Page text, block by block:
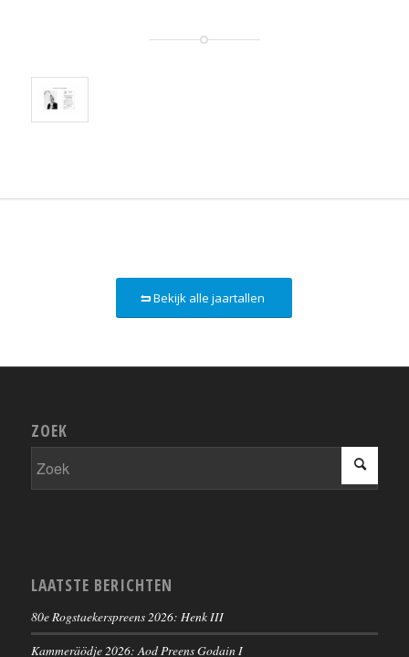
Bekijk alle jaartallen
ZOEK
LAATSTE BERICHTEN
80e Rogstaekerspreens 2026: Henk III
Kammeräödje 2026: Aod Preens Godain I